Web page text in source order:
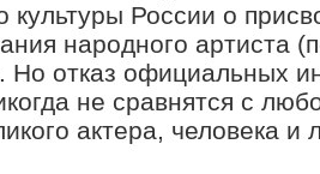
культуры России о
народного артиста
Но отказ официальных
не сравнятся с
актера, человека и